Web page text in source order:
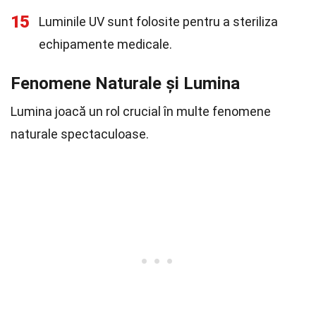
15
Luminile UV sunt folosite pentru a steriliza
echipamente medicale.
Fenomene Naturale și Lumina
Lumina joacă un rol crucial în multe fenomene
naturale spectaculoase.